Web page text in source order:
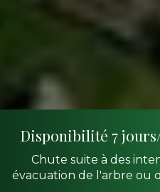
Disponibilité 7
Chute suite à des
évacuation de l'arbre ou